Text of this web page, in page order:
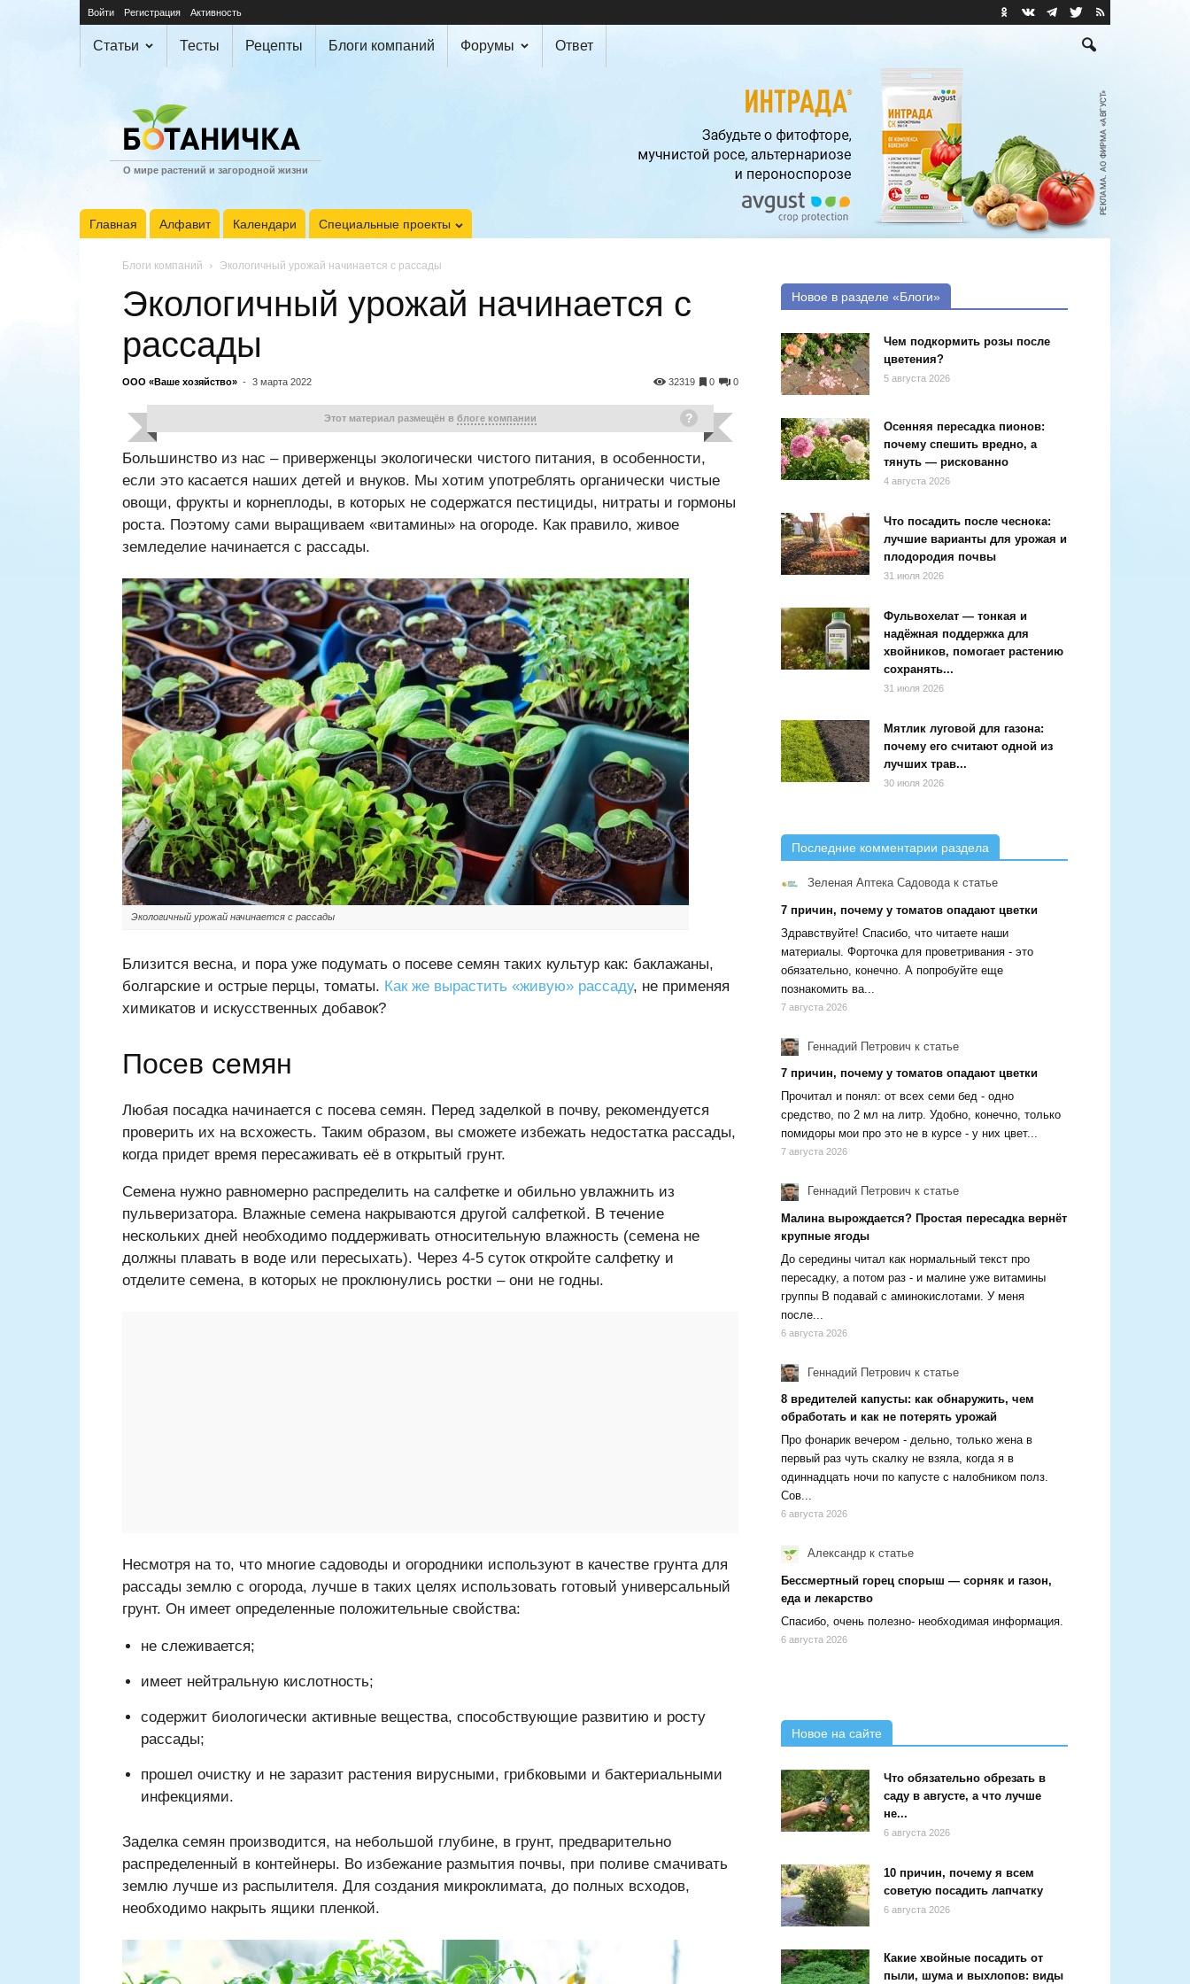
Войти Регистрация Активность
Статьи Тесты Рецепты Блоги компаний Форумы Ответ
О мире растений и загородной жизни
Главная Алфавит Календари Специальные проекты
Блоги компаний Экологичный урожай начинается с рассады
Экологичный урожай начинается с
рассады
ООО «Ваше хозяйство» - 3 марта 2022 0
0
32319
Этот материал размещён в блоге компании
Большинство из нас – приверженцы экологически чистого питания, в особенности,
если это касается наших детей и внуков. Мы хотим употреблять органически чистые
овощи, фрукты и корнеплоды, в которых не содержатся пестициды, нитраты и гормоны
роста. Поэтому сами выращиваем «витамины» на огороде. Как правило, живое
земледелие начинается с рассады.
Экологичный урожай начинается с рассады
Близится весна, и пора уже подумать о посеве семян таких культур как: баклажаны,
болгарские и острые перцы, томаты. Как же вырастить «живую» рассаду, не применяя
химикатов и искусственных добавок?
Посев семян
Любая посадка начинается с посева семян. Перед заделкой в почву, рекомендуется
проверить их на всхожесть. Таким образом, вы сможете избежать недостатка рассады,
когда придет время пересаживать её в открытый грунт.
Семена нужно равномерно распределить на салфетке и обильно увлажнить из
пульверизатора. Влажные семена накрываются другой салфеткой. В течение
нескольких дней необходимо поддерживать относительную влажность (семена не
должны плавать в воде или пересыхать). Через 4-5 суток откройте салфетку и
отделите семена, в которых не проклюнулись ростки – они не годны.
Несмотря на то, что многие садоводы и огородники используют в качестве грунта для
рассады землю с огорода, лучше в таких целях использовать готовый универсальный
грунт. Он имеет определенные положительные свойства:
не слеживается;
имеет нейтральную кислотность;
содержит биологически активные вещества, способствующие развитию и росту
рассады;
прошел очистку и не заразит растения вирусными, грибковыми и бактериальными
инфекциями.
Заделка семян производится, на небольшой глубине, в грунт, предварительно
распределенный в контейнеры. Во избежание размытия почвы, при поливе смачивать
землю лучше из распылителя. Для создания микроклимата, до полных всходов,
необходимо накрыть ящики пленкой.
Новое в разделе «Блоги»
Чем подкормить розы после
цветения?
5 августа 2026
Осенняя пересадка пионов:
почему спешить вредно, а
тянуть — рискованно
4 августа 2026
Что посадить после чеснока:
лучшие варианты для урожая и
плодородия почвы
31 июля 2026
Фульвохелат — тонкая и
надёжная поддержка для
хвойников, помогает растению
сохранять...
31 июля 2026
Мятлик луговой для газона:
почему его считают одной из
лучших трав...
30 июля 2026
Последние комментарии раздела
Зеленая Аптека Садоводак статье
7 причин, почему у томатов опадают цветки
Здравствуйте! Спасибо, что читаете наши
материалы. Форточка для проветривания - это
обязательно, конечно. А попробуйте еще
познакомить ва...
7 августа 2026
Геннадий Петрович к статье
7 причин, почему у томатов опадают цветки
Прочитал и понял: от всех семи бед - одно
средство, по 2 мл на литр. Удобно, конечно, только
помидоры мои про это не в курсе - у них цвет...
7 августа 2026
Геннадий Петрович к статье
Малина вырождается? Простая пересадка вернёт
крупные ягоды
До середины читал как нормальный текст про
пересадку, а потом раз - и малине уже витамины
группы В подавай с аминокислотами. У меня
после...
6 августа 2026
Геннадий Петрович к статье
8 вредителей капусты: как обнаружить, чем
обработать и как не потерять урожай
Про фонарик вечером - дельно, только жена в
первый раз чуть скалку не взяла, когда я в
одиннадцать ночи по капусте с налобником полз.
Сов...
6 августа 2026
Александр к статье
Бессмертный горец спорыш — сорняк и газон,
еда и лекарство
Спасибо, очень полезно- необходимая информация.
6 августа 2026
Новое на сайте
Что обязательно обрезать в
саду в августе, а что лучше
не...
6 августа 2026
10 причин, почему я всем
советую посадить лапчатку
6 августа 2026
Какие хвойные посадить от
пыли, шума и выхлопов: виды